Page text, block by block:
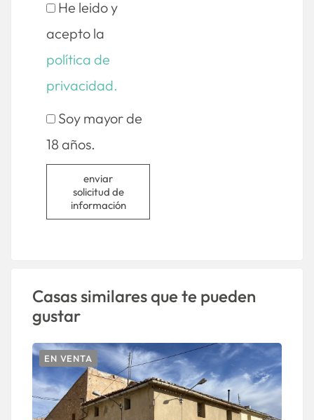
He leido y
acepto la
política de
privacidad.
Soy mayor de
18 años.
enviar
solicitud de
información
Casas similares que te pueden
gustar
EN VENTA